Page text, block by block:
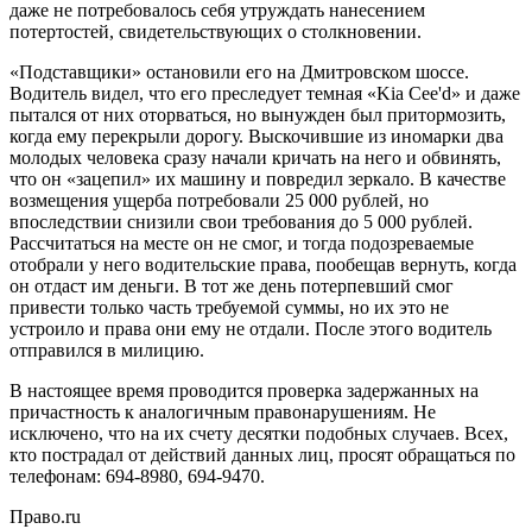
даже не потребовалось себя утруждать нанесением
потертостей, свидетельствующих о столкновении.
«Подставщики» остановили его на Дмитровском шоссе.
Водитель видел, что его преследует темная «Kia Cee'd» и даже
пытался от них оторваться, но вынужден был притормозить,
когда ему перекрыли дорогу. Выскочившие из иномарки два
молодых человека сразу начали кричать на него и обвинять,
что он «зацепил» их машину и повредил зеркало. В качестве
возмещения ущерба потребовали 25 000 рублей, но
впоследствии снизили свои требования до 5 000 рублей.
Рассчитаться на месте он не смог, и тогда подозреваемые
отобрали у него водительские права, пообещав вернуть, когда
он отдаст им деньги. В тот же день потерпевший смог
привести только часть требуемой суммы, но их это не
устроило и права они ему не отдали. После этого водитель
отправился в милицию.
В настоящее время проводится проверка задержанных на
причастность к аналогичным правонарушениям. Не
исключено, что на их счету десятки подобных случаев. Всех,
кто пострадал от действий данных лиц, просят обращаться по
телефонам: 694-8980, 694-9470.
Право.ru